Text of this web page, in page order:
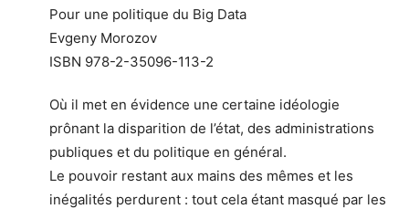
Pour une politique du Big Data
Evgeny Morozov
ISBN 978-2-35096-113-2
Où il met en évidence une certaine idéologie
prônant la disparition de l’état, des administrations
publiques et du politique en général.
Le pouvoir restant aux mains des mêmes et les
inégalités perdurent : tout cela étant masqué par les